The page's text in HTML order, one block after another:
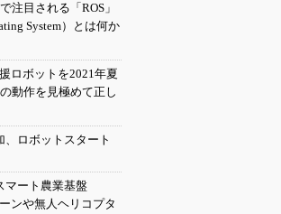
注目される「ROS」
System）とは何か
ロボットを2021年夏
動作を見極めて正し
、ロボットスタート
マート農業基盤
ンや無人ヘリコプタ